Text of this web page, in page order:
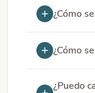
¿Cómo
¿Cómo
¿Puedo